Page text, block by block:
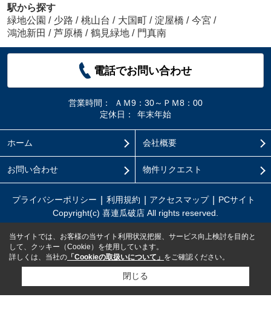
駅から探す
緑地公園 / 少路 / 桃山台 / 大国町 / 淀屋橋 / 今宮 /
鴻池新田 / 芦原橋 / 鶴見緑地 / 門真南
電話でお問い合わせ
営業時間：
ＡＭ9：30～ＰＭ8：00
定休日：
年末年始
ホーム 会社概要
お問い合わせ 物件リクエスト
プライバシーポリシー 利用規約 アクセスマップ
PCサイト
Copyright(c) 喜連瓜破店 All rights reserved.
当サイトでは、お客様の当サイト利用状況把握、サービス向上検討を目的と
して、クッキー（Cookie）を使用しています。
詳しくは、当社の 「Cookieの取扱いについて」 をご確認ください。
閉じる